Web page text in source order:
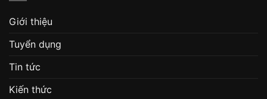
Giới thiệu
Tuyển dụng
Tin tức
Kiến thức